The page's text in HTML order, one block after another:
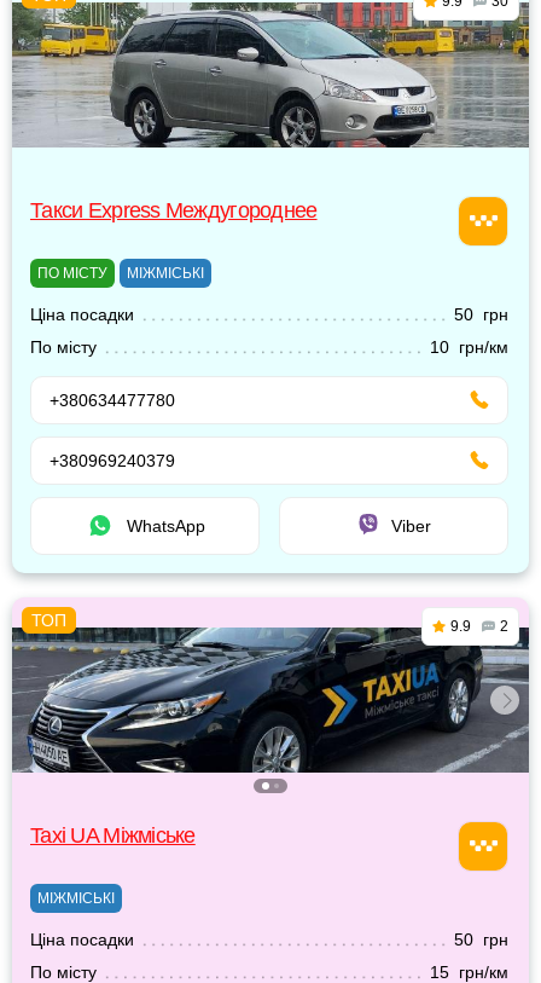
Такси Express Междугороднее
ПО МІСТУ МІЖМІСЬКІ
Ціна посадки
50 грн
По місту
10 грн/км
+380634477780
+380969240379
WhatsApp Viber
9.9 2
Taxi UA Міжміське
МІЖМІСЬКІ
Ціна посадки
50 грн
По місту
15 грн/км